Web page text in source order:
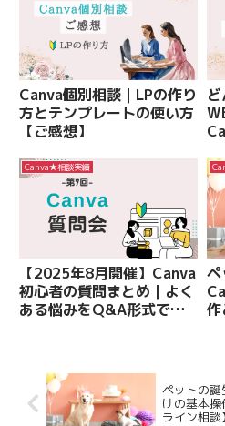
Canva個別相談｜LPの作り
方とテンプレートの使い方
【ご感想】
Canva★相談実績
【2025年8月開催】Canva
初心者の質問まとめ｜よく
ある悩みをQ&A形式で解
ペ
作
ペットの誕
けの基本
ライン相談】